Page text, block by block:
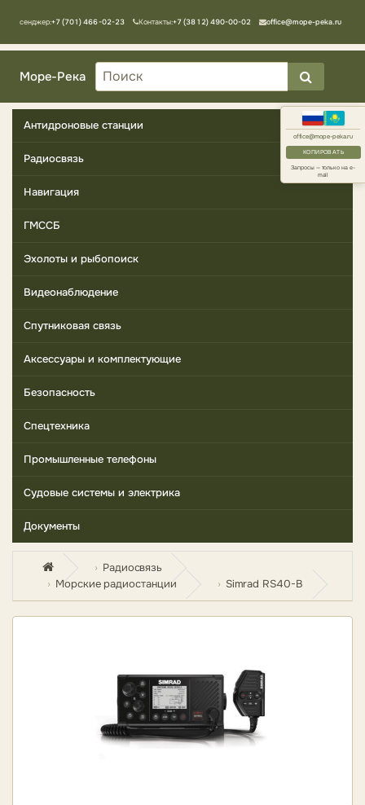
office@mope-peka.ru
КОПИРОВАТЬ
Запросы — только на e-
mail
Мессенджер:+7 (701) 466-02-23 Контакты:+7 (3812) 490-00-02 office@mope-peka.ru
Море-Река
Антидроновые станции
Радиосвязь
Навигация
ГМССБ
Эхолоты и рыбопоиск
Видеонаблюдение
Спутниковая связь
Аксессуары и комплектующие
Безопасность
Спецтехника
Промышленные телефоны
Судовые системы и электрика
Документы
Радиосвязь
Морские радиостанции
Simrad RS40-B